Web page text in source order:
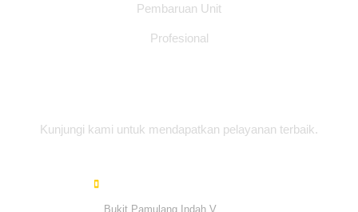
Pembaruan Unit
Profesional
Kunjungi kami untuk mendapatkan pelayanan terbaik.
Bukit Pamulang Indah V